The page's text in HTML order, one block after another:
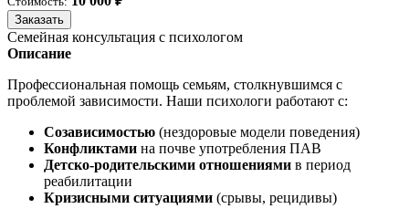
Заказать
Семейная консультация с психологом
Описание
Профессиональная помощь семьям, столкнувшимся с
проблемой зависимости. Наши психологи работают с:
Созависимостью (нездоровые модели поведения)
Конфликтами на почве употребления ПАВ
Детско-родительскими отношениями в период
реабилитации
Кризисными ситуациями (срывы, рецидивы)